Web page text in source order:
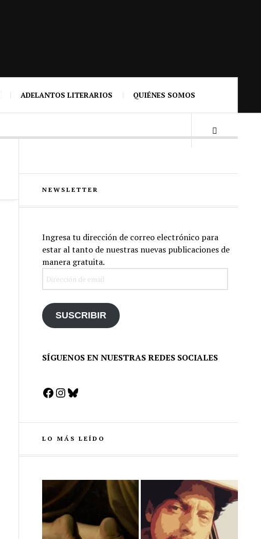
ADELANTOS LITERARIOS QUIÉNES SOMOS
NEWSLETTER
Ingresa tu dirección de correo electrónico para
estar al tanto de nuestras nuevas publicaciones de
manera gratuita.
SUSCRIBIR
SÍGUENOS EN NUESTRAS REDES SOCIALES
Facebook
Instagram
Bluesky
LO MÁS LEÍDO